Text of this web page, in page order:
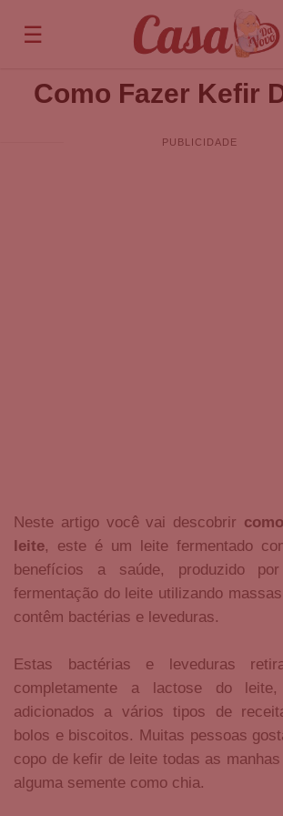
☰
Como Fazer Kefir
Neste artigo você vai descobrir como
leite, este é um leite fermentado
benefícios a saúde, produzido
fermentação do leite utilizando
contêm bactérias e leveduras.
Estas bactérias e leveduras
completamente a lactose do
adicionados a vários tipos de
bolos e biscoitos. Muitas pessoas
copo de kefir de leite todas as
alguma semente como chia.